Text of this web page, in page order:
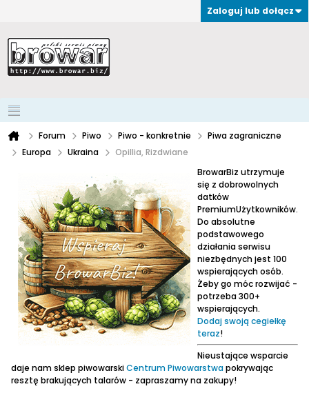
Zaloguj lub dołącz
Forum Piwo Piwo - konkretnie
Piwa zagraniczne
Europa
Ukraina
Opillia, Rizdwiane
BrowarBiz utrzymuje
się z dobrowolnych
datków
PremiumUżytkowników.
Do absolutne
podstawowego
działania serwisu
niezbędnych jest 100
wspierających osób.
Żeby go móc rozwijać -
potrzeba 300+
wspierających.
Dodaj swoją cegiełkę
teraz!
Nieustające wsparcie
daje nam sklep piwowarskiCentrum Piwowarstwapokrywając
resztę brakujących talarów - zapraszamy na zakupy!